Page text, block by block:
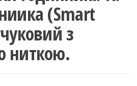
(Smart
з
ниткою.